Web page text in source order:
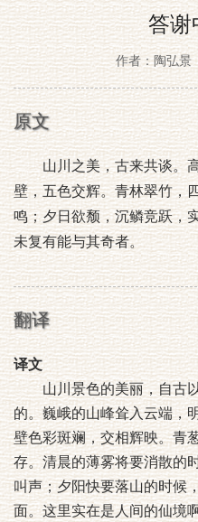
答谢
作者：陶弘景
原文
山川之美，古来共谈。高
壁，五色交辉。青林翠竹，
鸣；夕日欲颓，沉鳞竞跃，
未复有能与其奇者。
翻译
译文
山川景色的美丽，自古以
的。巍峨的山峰耸入云端，
壁色彩斑斓，交相辉映。青
存。清晨的薄雾将要消散的
叫声；夕阳快要落山的时候
面。这里实在是人间的仙境